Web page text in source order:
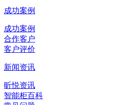
成功案例
成功案例
合作客户
客户评价
新闻资讯
昕悦资讯
智能柜百科